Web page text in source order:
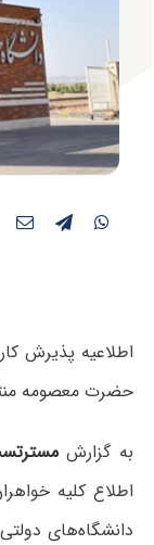
حضرت معصومه
به گزارش
اطلاع کلیه
دانشگاه‌های